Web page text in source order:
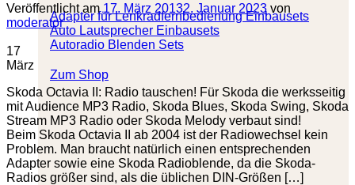
Adapter für Lenkradfernbedienung Einbausets
Auto Lautsprecher Einbausets
Autoradio Blenden Sets
Zum Shop
Veröffentlicht am17. März 20132. Januar 2023 von
moderator
17
März
Skoda Octavia II: Radio tauschen! Für Skoda die werksseitig
mit Audience MP3 Radio, Skoda Blues, Skoda Swing, Skoda
Stream MP3 Radio oder Skoda Melody verbaut sind!
Beim Skoda Octavia II ab 2004 ist der Radiowechsel kein
Problem. Man braucht natürlich einen entsprechenden
Adapter sowie eine Skoda Radioblende, da die Skoda-
Radios größer sind, als die üblichen DIN-Größen […]